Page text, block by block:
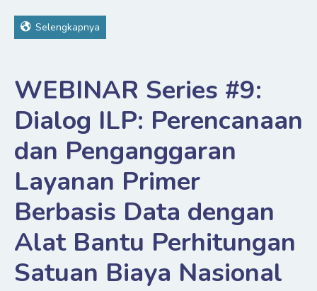
Selengkapnya
WEBINAR Series #9:
Dialog ILP: Perencanaan
dan Penganggaran
Layanan Primer
Berbasis Data dengan
Alat Bantu Perhitungan
Satuan Biaya Nasional